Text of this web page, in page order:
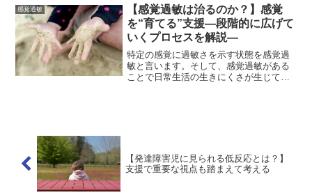
にはどのような感覚の問題の特徴があ
り、それに対する対応方法な...
感覚過敏
【感覚過敏は治るのか？】感覚
を“育てる”支援―段階的に広げて
いくプロセスを解説―
特定の感覚に過敏さを示す状態を感覚過
敏と言います。そして、感覚過敏がある
ことで日常生活の生きにくさが生じてい
【発達障害児に見られる低反応とは？】
支援で重要な視点も踏まえて考える